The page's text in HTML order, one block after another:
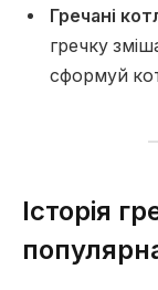
Гречані
гречку
сформуй
Історія